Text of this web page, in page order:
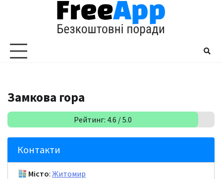
Замкова гора
Рейтинг: 4.6 / 5.0
Контакти
Місто:Житомир